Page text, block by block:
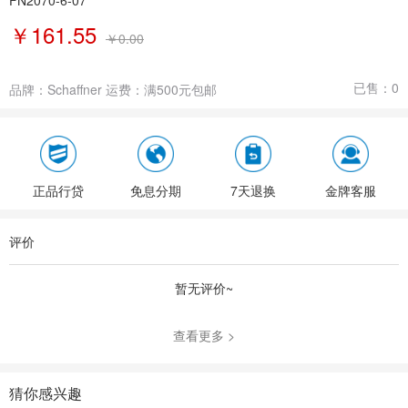
￥161.55 ￥0.00
品牌： Schaffner 运费： 满500元包邮 已售： 0
正品行贷 免息分期 7天退换 金牌客服
评价
暂无评价~
查看更多 >
猜你感兴趣